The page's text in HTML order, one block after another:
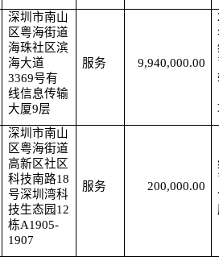
深圳市南山
区粤海街道
海珠社区滨
海大道
3369号有
线信息传输
大厦9层
服务 9,940,000.00
深圳市南山
区粤海街道
高新区社区
科技南路18
号深圳湾科
技生态园12
栋A1905-
1907
服务 200,000.00